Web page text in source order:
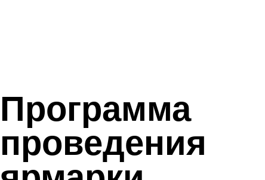
Программа
проведения